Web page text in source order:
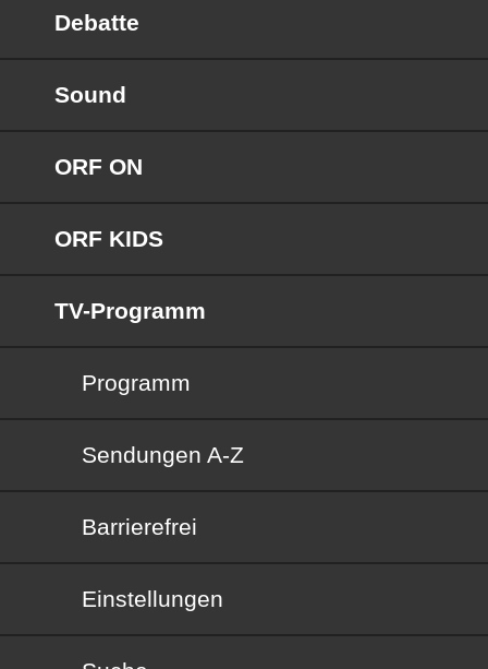
Debatte
Sound
ORF ON
ORF KIDS
TV-Programm
Programm
Sendungen von A bis Z
Sendungen A-Z
Barrierefrei
Barrierefrei
Einstellungen